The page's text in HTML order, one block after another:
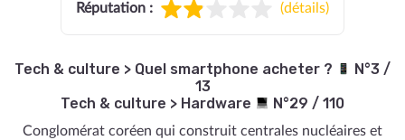
Réputation : (détails)
Tech & culture > Quel smartphone acheter ?
N°3 /
13
Tech & culture > Hardware N°29 / 110
Conglomérat coréen qui construit centrales nucléaires et